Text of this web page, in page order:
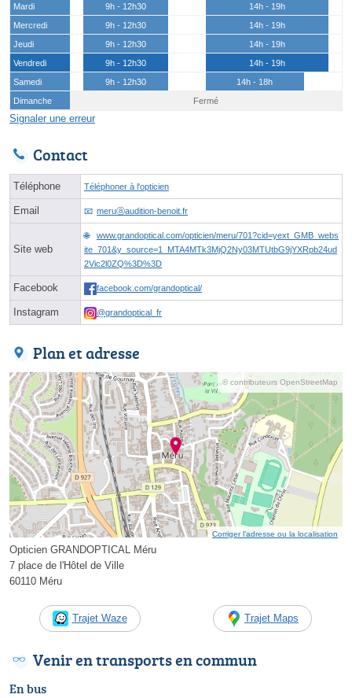
Mardi
9h - 12h30
14h - 19h
Mercredi
9h - 12h30
14h - 19h
Jeudi
9h - 12h30
14h - 19h
Vendredi
9h - 12h30
14h - 19h
Samedi
9h - 12h30
14h - 18h
Dimanche
Fermé
Signaler une erreur
Contact
Téléphone Téléphoner à l'opticien
Email meruⓐaudition-benoit.fr
Site web
www.grandoptical.com/opticien/meru/701?cid=yext_GMB_webs
ite_701&y_source=1_MTA4MTk3MjQ2Ny03MTUtbG9jYXRpb24ud
2Vic2l0ZQ%3D%3D
Facebook facebook.com/grandoptical/
Instagram @grandoptical_fr
Plan et adresse
© contributeurs OpenStreetMap
Corriger l’adresse ou la localisation
Opticien GRANDOPTICAL Méru
7 place de l'Hôtel de Ville
60110 Méru
Trajet Waze Trajet Maps
Venir en transports en commun
En bus